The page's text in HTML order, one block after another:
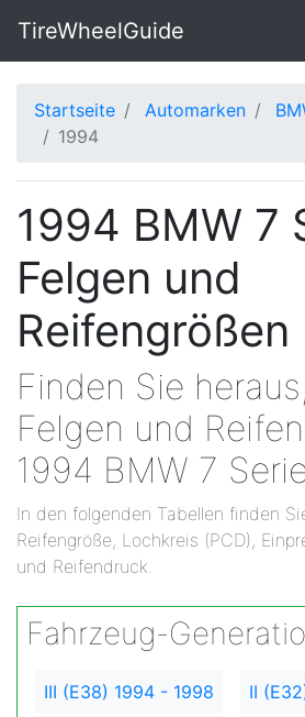
TireWheelGuide
Startseite Automarken
1994
1994 BMW 7
Felgen und
Reifengrößen
Finden Sie
Felgen und
1994 BMW 7
In den folgenden Tabellen finden
Reifengröße, Lochkreis (PCD),
und Reifendruck.
Fahrzeug-
III (E38) 1994 - 1998 II